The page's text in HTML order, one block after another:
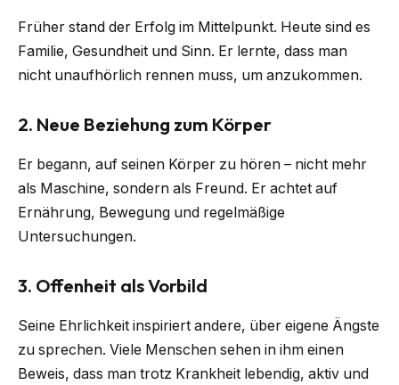
Früher stand der Erfolg im Mittelpunkt. Heute sind es
Familie, Gesundheit und Sinn. Er lernte, dass man
nicht unaufhörlich rennen muss, um anzukommen.
2. Neue Beziehung zum Körper
Er begann, auf seinen Körper zu hören – nicht mehr
als Maschine, sondern als Freund. Er achtet auf
Ernährung, Bewegung und regelmäßige
Untersuchungen.
3. Offenheit als Vorbild
Seine Ehrlichkeit inspiriert andere, über eigene Ängste
zu sprechen. Viele Menschen sehen in ihm einen
Beweis, dass man trotz Krankheit lebendig, aktiv und